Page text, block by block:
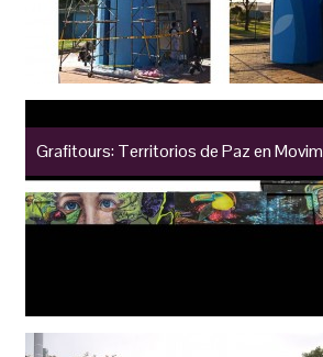
Grafitours: Territorios de Paz en